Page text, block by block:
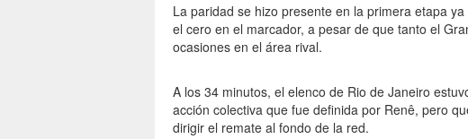
La paridad se hizo presente en la primera etapa
el cero en el marcador, a pesar de que tanto el
ocasiones en el área rival.
A los 34 minutos, el elenco de Rio de Janeiro
acción colectiva que fue definida por Renê, pero
dirigir el remate al fondo de la red.